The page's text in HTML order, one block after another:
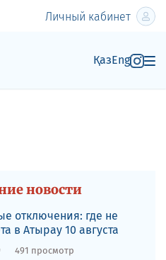
Личный кабинет
ҚазEng
новости
отключения: где не
в Атырау 10 августа
491 просмотр